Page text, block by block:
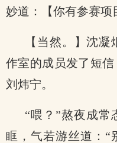
妙道：【你有参赛项
【当然。】沈
作室的成员发了短
刘炜宁。
“喂？”熬夜成常
眶，气若游丝道：“